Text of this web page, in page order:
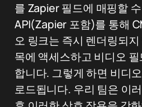
를 Zapier 필드에 매핑할
API(Zapier 포함)를 통해
오 링크는 즉시 렌더링되
목에 액세스하고 비디오
합니다. 그렇게 하면 비디
로드됩니다. 우리 팀은 이